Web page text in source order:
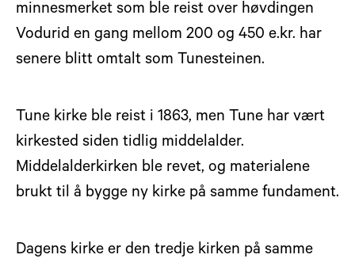
minnesmerket som ble reist over høvdingen
Vodurid en gang mellom 200 og 450 e.kr. har
senere blitt omtalt som Tunesteinen.
Tune kirke ble reist i 1863, men Tune har vært
kirkested siden tidlig middelalder.
Middelalderkirken ble revet, og materialene
brukt til å bygge ny kirke på samme fundament.
Dagens kirke er den tredje kirken på samme